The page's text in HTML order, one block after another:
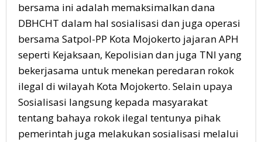
bersama ini adalah memaksimalkan dana
DBHCHT dalam hal sosialisasi dan juga operasi
bersama Satpol-PP Kota Mojokerto jajaran APH
seperti Kejaksaan, Kepolisian dan juga TNI yang
bekerjasama untuk menekan peredaran rokok
ilegal di wilayah Kota Mojokerto. Selain upaya
Sosialisasi langsung kepada masyarakat
tentang bahaya rokok ilegal tentunya pihak
pemerintah juga melakukan sosialisasi melalui